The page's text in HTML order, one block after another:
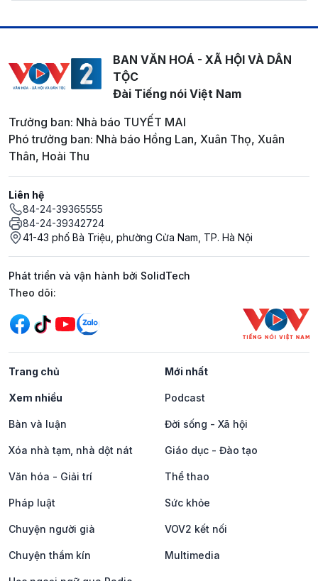
BAN VĂN HOÁ - XÃ HỘI VÀ DÂN
TỘC
Đài Tiếng nói Việt Nam
Trưởng ban: Nhà báo TUYẾT MAI
Phó trưởng ban: Nhà báo Hồng Lan, Xuân Thọ, Xuân
Thân, Hoài Thu
Liên hệ
84-24-39365555
84-24-39342724
41-43 phố Bà Triệu, phường Cửa Nam, TP. Hà Nội
Phát triển và vận hành bởi SolidTech
Mạng xã hội
Theo dõi:
Trang chủ Mới nhất
Xem nhiều Podcast
Bàn và luận Đời sống - Xã hội
Xóa nhà tạm, nhà dột nát Giáo dục - Đào tạo
Văn hóa - Giải trí Thể thao
Pháp luật Sức khỏe
Chuyện người già VOV2 kết nối
Chuyện thầm kín Multimedia